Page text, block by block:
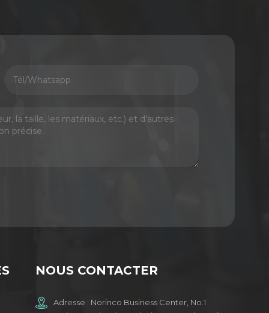
NOUS CONTACTER
Adresse : Norinco Business Center, No.1